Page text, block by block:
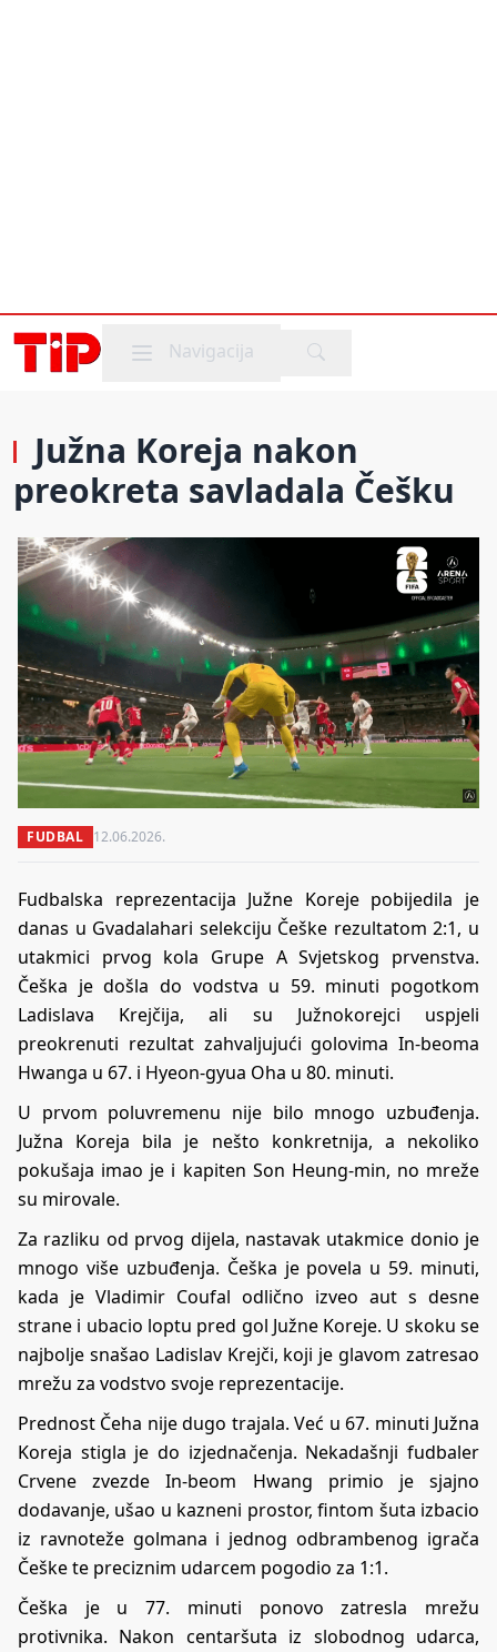
Mobile menu
Navigacija
Južna Koreja nakon
preokreta savladala Češku
FUDBAL 12.06.2026.
Fudbalska reprezentacija Južne Koreje pobijedila je
danas u Gvadalahari selekciju Češke rezultatom 2:1, u
utakmici prvog kola Grupe A Svjetskog prvenstva.
Češka je došla do vodstva u 59. minuti pogotkom
Ladislava Krejčija, ali su Južnokorejci uspjeli
preokrenuti rezultat zahvaljujući golovima In-beoma
Hwanga u 67. i Hyeon-gyua Oha u 80. minuti.
U prvom poluvremenu nije bilo mnogo uzbuđenja.
Južna Koreja bila je nešto konkretnija, a nekoliko
pokušaja imao je i kapiten Son Heung-min, no mreže
su mirovale.
Za razliku od prvog dijela, nastavak utakmice donio je
mnogo više uzbuđenja. Češka je povela u 59. minuti,
kada je Vladimir Coufal odlično izveo aut s desne
strane i ubacio loptu pred gol Južne Koreje. U skoku se
najbolje snašao Ladislav Krejči, koji je glavom zatresao
mrežu za vodstvo svoje reprezentacije.
Prednost Čeha nije dugo trajala. Već u 67. minuti Južna
Koreja stigla je do izjednačenja. Nekadašnji fudbaler
Crvene zvezde In-beom Hwang primio je sjajno
dodavanje, ušao u kazneni prostor, fintom šuta izbacio
iz ravnoteže golmana i jednog odbrambenog igrača
Češke te preciznim udarcem pogodio za 1:1.
Češka je u 77. minuti ponovo zatresla mrežu
protivnika. Nakon centaršuta iz slobodnog udarca,